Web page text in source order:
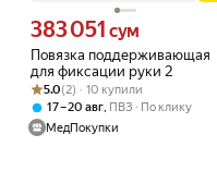
Повязка поддерживающая
для фиксации руки 2
Цена 383051 сум вместо
383 051 сум
Рейтинг товара: 5.0 из 5
Оценок: (2) · 10 купили
5.0(2) · 10 купили
17 – 20 авг, ПВЗ
По клику
МедПокупки